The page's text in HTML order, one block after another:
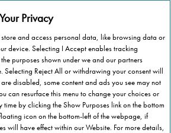
pokrytie
Slovensku, spoločnosť Stannah je tu
aby vám pomohla.
Privacy
and access personal data, like browsing data or
device. Selecting I Accept enables tracking
purposes shown under we and our partners
Selecting Reject All or withdrawing your consent will
disabled, some content and ads you see may not
can resurface this menu to change your choices or
by clicking the Show Purposes link on the bottom
icon on the bottom-left of the webpage, if
will have effect within our Website. For more details,